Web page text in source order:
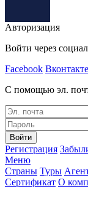
Авторизация
Войти через
Facebook Вконтакте
С помощью эл.
Войти
Регистрация
Меню
Страны Туры
Сертификат О